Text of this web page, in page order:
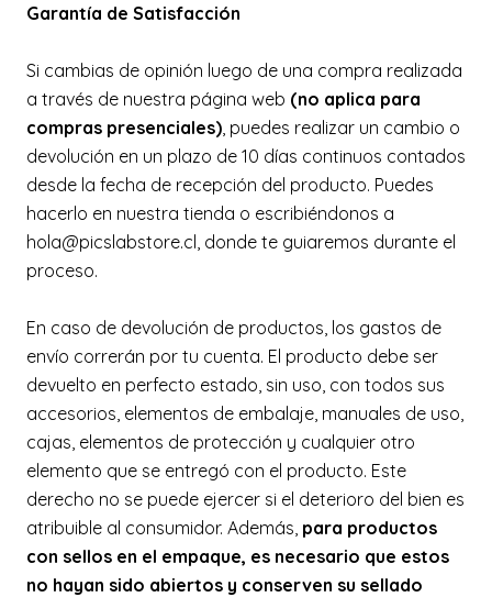
Garantía de Satisfacción
Si cambias de opinión luego de una compra realizada
a través de nuestra página web (no aplica para
compras presenciales) , puedes realizar un cambio o
devolución en un plazo de 10 días continuos contados
desde la fecha de recepción del producto. Puedes
hacerlo en nuestra tienda o escribiéndonos a
hola@picslabstore.cl, donde te guiaremos durante el
proceso.
En caso de devolución de productos, los gastos de
envío correrán por tu cuenta. El producto debe ser
devuelto en perfecto estado, sin uso, con todos sus
accesorios, elementos de embalaje, manuales de uso,
cajas, elementos de protección y cualquier otro
elemento que se entregó con el producto. Este
derecho no se puede ejercer si el deterioro del bien es
atribuible al consumidor. Además, para productos
con sellos en el empaque, es necesario que estos
no hayan sido abiertos y conserven su sellado